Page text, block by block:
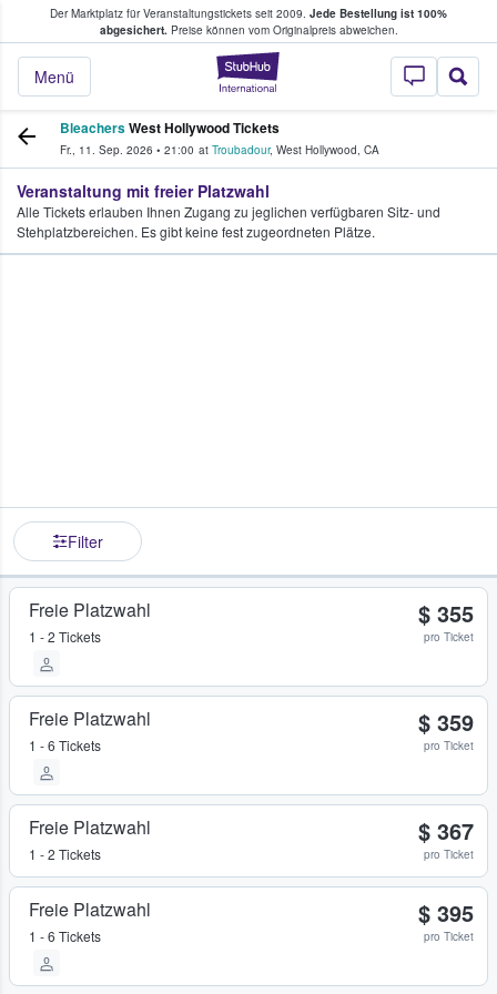
Der Marktplatz für Veranstaltungstickets seit 2009. Jede Bestellung ist 100%
abgesichert.Preise können vom Originalpreis abweichen.
StubHub - Wo
Menü
Tickets kaufen & verkaufen
BleachersWest Hollywood Tickets
Fr., 11. Sep. 2026 • 21:00 at Troubadour, West Hollywood, CA
Veranstaltung mit freier Platzwahl
Alle Tickets erlauben Ihnen Zugang zu jeglichen verfügbaren Sitz- und
Stehplatzbereichen. Es gibt keine fest zugeordneten Plätze.
Filter
Freie Platzwahl
1 - 2 Tickets
$ 355
pro Ticket
Freie Platzwahl
1 - 6 Tickets
$ 359
pro Ticket
Freie Platzwahl
1 - 2 Tickets
$ 367
pro Ticket
Freie Platzwahl
1 - 6 Tickets
$ 395
pro Ticket